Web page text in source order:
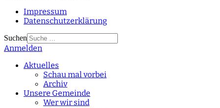
Impressum
Datenschutzerklärung
Suchen
Type 2 or more
Anmelden
Aktuelles
Schau mal vorbei
Archiv
Unsere Gemeinde
Wer wir sind